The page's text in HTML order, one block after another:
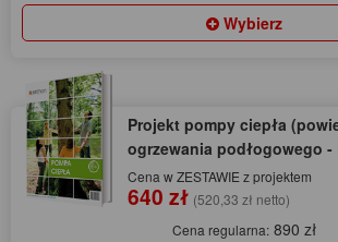
Wybierz
Projekt pompy ciepła
ogrzewania podłogowego -
Cena w ZESTAWIE z projektem
640 zł (520,33 zł netto)
Cena regularna: 890 zł